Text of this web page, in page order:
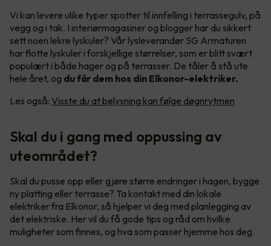
Vi kan levere ulike typer spotter til innfelling i terrassegulv, på
vegg og i tak. I interiørmagasiner og blogger har du sikkert
sett noen lekre lyskuler? Vår lysleverandør SG Armaturen
har flotte lyskuler i forskjellige størrelser, som er blitt svært
populært i både hager og på terrasser. De tåler å stå ute
hele året, og du får dem hos din Elkonor-elektriker.
Les også: Visste du at belysning kan følge døgnrytmen
Skal du i gang med oppussing av
uteområdet?
Skal du pusse opp eller gjøre større endringer i hagen, bygge
ny platting eller terrasse? Ta kontakt med din lokale
elektriker fra Elkonor, så hjelper vi deg med planlegging av
det elektriske. Her vil du få gode tips og råd om hvilke
muligheter som finnes, og hva som passer hjemme hos deg.